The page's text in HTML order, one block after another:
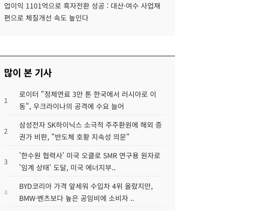
업이익 1101억으로 흑자전환 성공 : 대산·여수 사업재
편으로 체질개선 속도 높인다
많이 본 기사
1
로이터 "정제연료 3만 톤 한국에서 러시아로 이
동", 우크라이나의 공격에 수요 늘어
2
삼성전자 SK하이닉스 소극적 주주환원에 해외 증
권가 비판, "반도체 호황 지속성 의문"
3
'한수원 협력사' 미국 오클로 SMR 연구용 원자로
'임계 상태' 도달, 미국 에너지부..
4
BYD코리아 가격 앞세워 수입차 4위 올랐지만,
BMW·벤츠보다 높은 공임비에 소비자 ..